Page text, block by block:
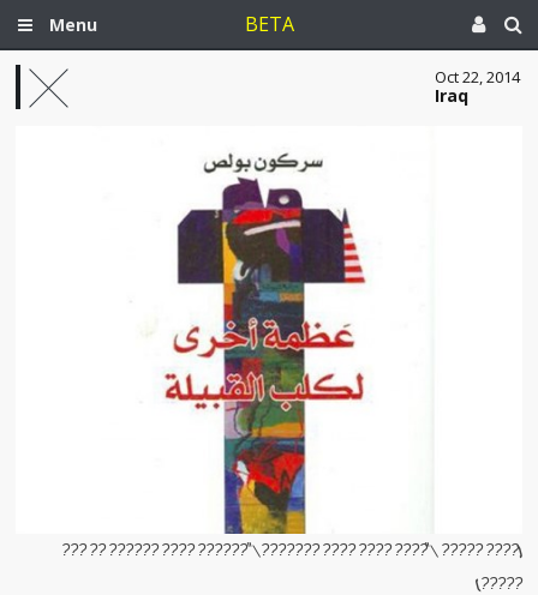
Menu BETA
Oct 22, 2014
Iraq
[???? ????? \"???? ???? ???? ???????\" ?????? ???? ?????? ?? ???
?????]